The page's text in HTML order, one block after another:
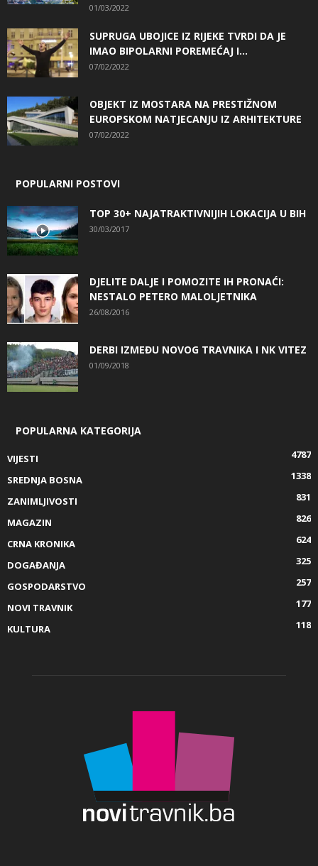
01/03/2022
SUPRUGA UBOJICE IZ RIJEKE TVRDI DA JE
IMAO BIPOLARNI POREMEĆAJ I...
07/02/2022
OBJEKT IZ MOSTARA NA PRESTIŽNOM
EUROPSKOM NATJECANJU IZ ARHITEKTURE
07/02/2022
POPULARNI POSTOVI
TOP 30+ NAJATRAKTIVNIJIH LOKACIJA U BIH
30/03/2017
DJELITE DALJE I POMOZITE IH PRONAĆI:
NESTALO PETERO MALOLJETNIKA
26/08/2016
DERBI IZMEĐU NOVOG TRAVNIKA I NK VITEZ
01/09/2018
POPULARNA KATEGORIJA
VIJESTI
4787
SREDNJA BOSNA
1338
ZANIMLJIVOSTI
831
MAGAZIN
826
CRNA KRONIKA
624
DOGAĐANJA
325
GOSPODARSTVO
257
NOVI TRAVNIK
177
KULTURA
118